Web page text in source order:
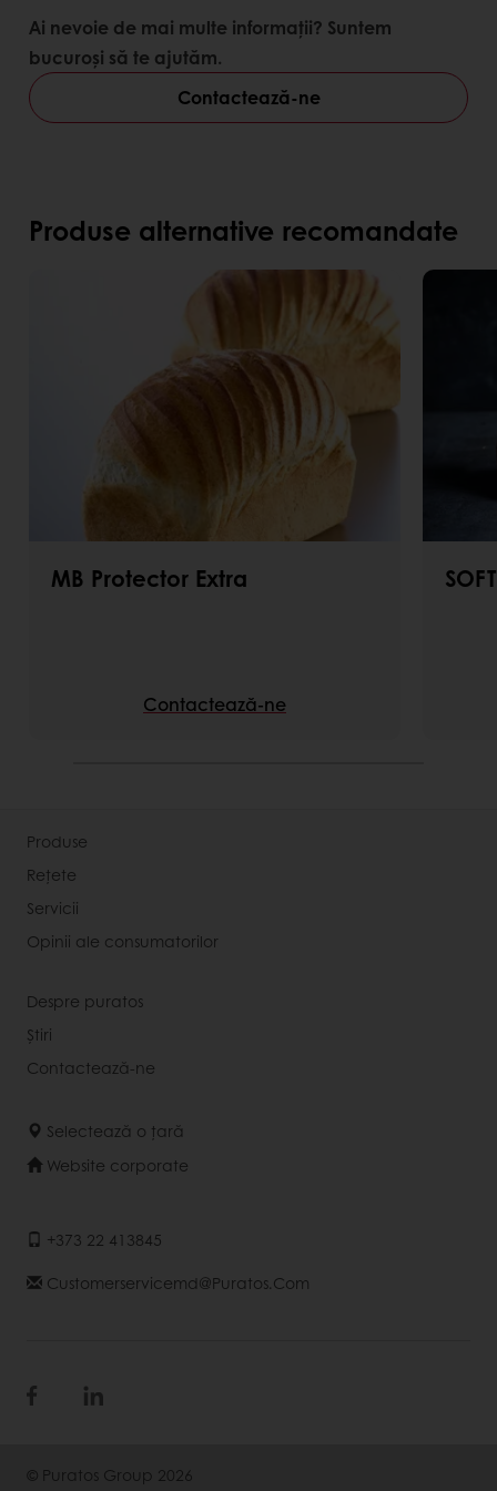
Ai nevoie de mai multe informații? Suntem
bucuroși să te ajutăm.
Contactează-ne
Produse alternative recomandate
MB Protector Extra
Contactează-ne
Produse
Rețete
Servicii
Opinii ale consumatorilor
Despre puratos
Știri
Contactează-ne
Selectează o țară
Website corporate
+373 22 413845
Customerservicemd@puratos.com
© Puratos Group 2026